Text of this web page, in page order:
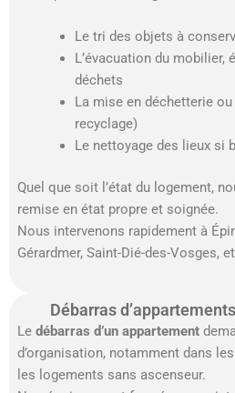
Le tri des objets à
L’évacuation du mobilier,
déchets
La mise en déchetterie
recyclage)
Le nettoyage des lieux si
Quel que soit l’état du logement,
remise en état propre et soignée.
Nous intervenons rapidement à
Gérardmer, Saint-Dié-des-Vosges,
Débarras
Le débarras d’un appartement
d’organisation, notamment dans
les logements sans ascenseur.